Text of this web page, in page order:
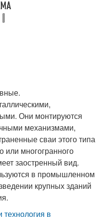
Они монтируются
механизмами,
сваи этого типа
или многогранного
заостренный вид.
в промышленном
крупных зданий